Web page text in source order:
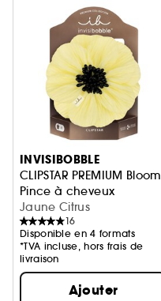
INVISIBOBBLE
CLIPSTAR PREMIUM Bloom
Pince à cheveux
Jaune Citrus
16
Disponible en 4 formats
*TVA incluse, hors frais de
livraison
Ajouter